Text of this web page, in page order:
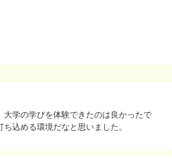
学の学びを体験できたのは良かったで
込める環境だなと思いました。